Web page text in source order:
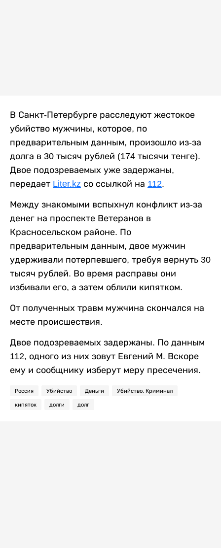
В Санкт-Петербурге расследуют жестокое
убийство мужчины, которое, по
предварительным данным, произошло из-за
долга в 30 тысяч рублей (174 тысячи тенге).
Двое подозреваемых уже задержаны,
передает Liter.kz со ссылкой на 112.
Между знакомыми вспыхнул конфликт из-за
денег на проспекте Ветеранов в
Красносельском районе. По
предварительным данным, двое мужчин
удерживали потерпевшего, требуя вернуть 30
тысяч рублей. Во время расправы они
избивали его, а затем облили кипятком.
От полученных травм мужчина скончался на
месте происшествия.
Двое подозреваемых задержаны. По данным
112, одного из них зовут Евгений М. Вскоре
ему и сообщнику изберут меру пресечения.
Россия Убийство Деньги Убийство. Криминал
кипяток долги долг